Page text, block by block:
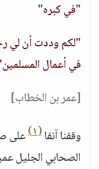
"في كبره"
"لكم وددت أن لي
في أعمال
[عمر بن الخطاب]
وقفنا آنفا(١) على
الصحابي الجليل